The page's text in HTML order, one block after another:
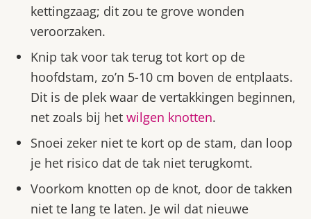
kettingzaag; dit zou te grove wonden
veroorzaken.
Knip tak voor tak terug tot kort op de
hoofdstam, zo’n 5-10 cm boven de entplaats.
Dit is de plek waar de vertakkingen beginnen,
net zoals bij het wilgen knotten.
Snoei zeker niet te kort op de stam, dan loop
je het risico dat de tak niet terugkomt.
Voorkom knotten op de knot, door de takken
niet te lang te laten. Je wil dat nieuwe